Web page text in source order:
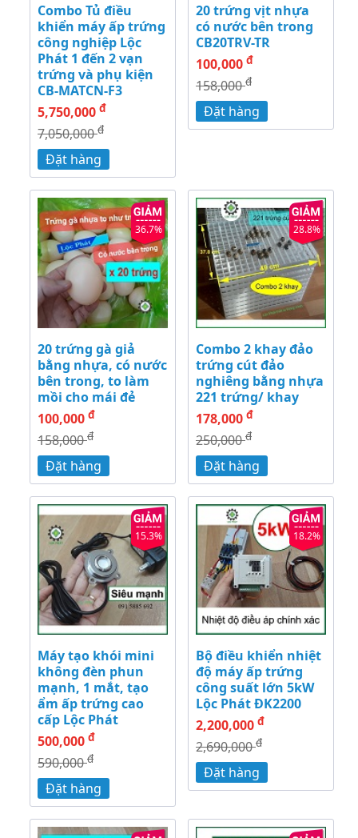
Combo Tủ điều
khiển máy ấp trứng
công nghiệp Lộc
Phát 1 đến 2 vạn
trứng và phụ kiện
CB-MATCN-F3
5,750,000 đ
7,050,000đ
Đặt hàng
20 trứng vịt nhựa
có nước bên trong
CB20TRV-TR
100,000 đ
158,000đ
Đặt hàng
36.7%
20 trứng gà giả
bằng nhựa, có nước
bên trong, to làm
mồi cho mái đẻ
100,000 đ
158,000đ
Đặt hàng
28.8%
Combo 2 khay đảo
trứng cút đảo
nghiêng bằng nhựa
221 trứng/ khay
178,000 đ
250,000đ
Đặt hàng
15.3%
Máy tạo khói mini
không đèn phun
mạnh, 1 mắt, tạo
ẩm ấp trứng cao
cấp Lộc Phát
500,000 đ
590,000đ
Đặt hàng
18.2%
Bộ điều khiển nhiệt
độ máy ấp trứng
công suất lớn 5kW
Lộc Phát ĐK2200
2,200,000 đ
2,690,000đ
Đặt hàng